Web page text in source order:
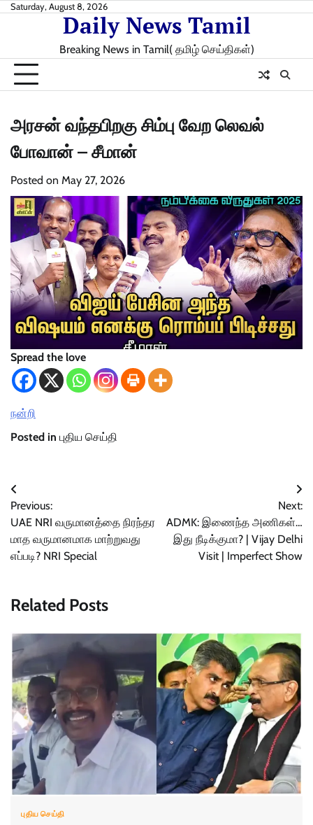
SkipSaturday, August 8, 2026
Daily News Tamil
Breaking News in Tamil( தமிழ் செய்திகள்)
அரசன் வந்தபிறகு சிம்பு வேற லெவல்
போவான் – சீமான்
Posted on May 27, 2026
Spread the love
நன்றி
Posted in புதிய செய்தி
Post
navigation
Previous:
UAE NRI வருமானத்தை நிரந்தர
மாத வருமானமாக மாற்றுவது
எப்படி? NRI Special
Next:
ADMK: இணைந்த அணிகள்…
இது நீடிக்குமா? | Vijay Delhi
Visit | Imperfect Show
Related Posts
புதிய செய்தி